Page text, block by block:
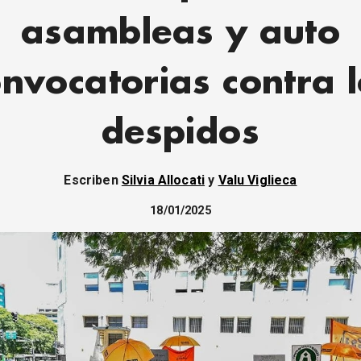
asambleas y auto
contra
despidos
Escriben Silvia Allocati y Valu Viglieca
18/01/2025